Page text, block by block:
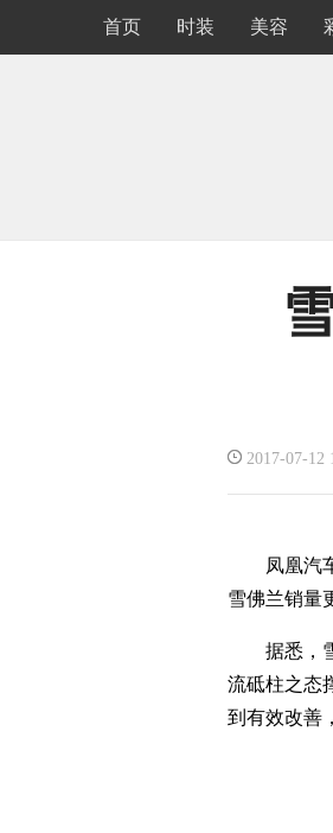
首页 时装 美容
2017-07-
凤凰汽车
雪佛兰销量
据悉，雪
流砥柱之态
到有效改善